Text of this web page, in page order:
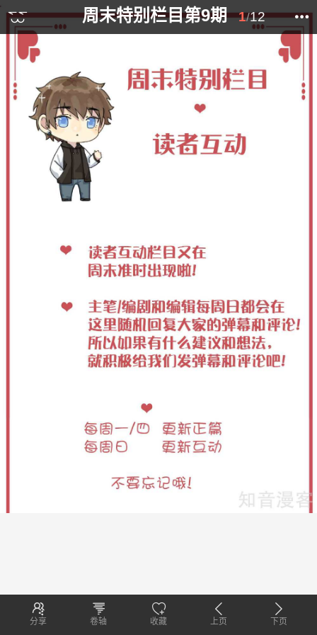
周末特别栏目第9期 1/12
分享 卷轴 收藏 上页 下页